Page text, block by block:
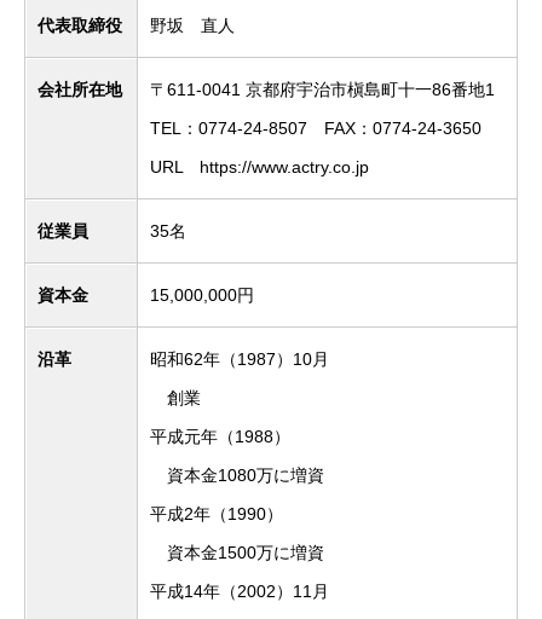
代表取締役 野坂 直人
会社所在地
〒611-0041 京都府宇治市槇島町十一86番地1
TEL：0774-24-8507 FAX：0774-24-3650
URL https://www.actry.co.jp
従業員 35名
資本金 15,000,000円
沿革
昭和62年（1987）10月
創業
平成元年（1988）
資本金1080万に増資
平成2年（1990）
資本金1500万に増資
平成14年（2002）11月